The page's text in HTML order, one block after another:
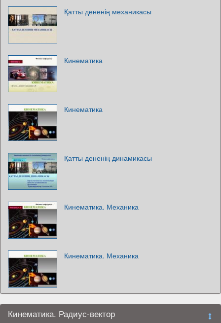
Қатты дененің механикасы
Кинематика
Кинематика
Қатты дененің динамикасы
Кинематика. Механика
Кинематика. Механика
Кинематика. Радиус-вектор